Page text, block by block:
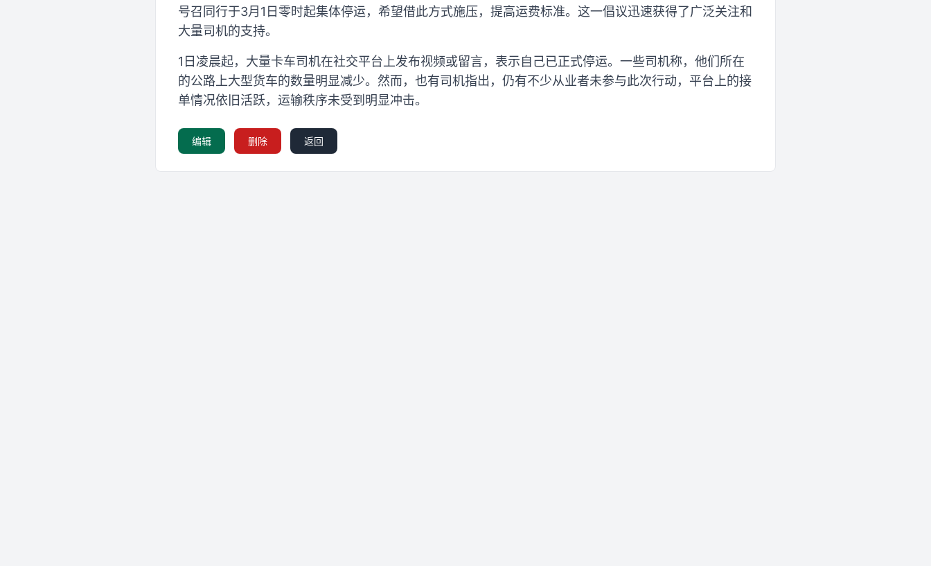
号召同行于3月1日零时起集体停运，希望借此方式施压，提高运费标准。这一倡议迅速获得了广泛关注和
大量司机的支持。
1日凌晨起，大量卡车司机在社交平台上发布视频或留言，表示自己已正式停运。一些司机称，他们所在
的公路上大型货车的数量明显减少。然而，也有司机指出，仍有不少从业者未参与此次行动，平台上的接
单情况依旧活跃，运输秩序未受到明显冲击。
编辑 删除 返回